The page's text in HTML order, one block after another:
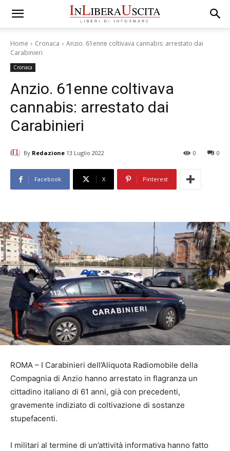
Home Cronaca
Anzio. 61enne coltivava cannabis: arrestato dai
Carabinieri
Cronaca
Anzio. 61enne coltivava
cannabis: arrestato dai
Carabinieri
By Redazione 13 Luglio 2022 0
0
Facebook X Pinterest
ROMA – I Carabinieri dell’Aliquota Radiomobile della
Compagnia di Anzio hanno arrestato in flagranza un
cittadino italiano di 61 anni, già con precedenti,
gravemente indiziato di coltivazione di sostanze
stupefacenti.
I militari al termine di un’attività informativa hanno fatto